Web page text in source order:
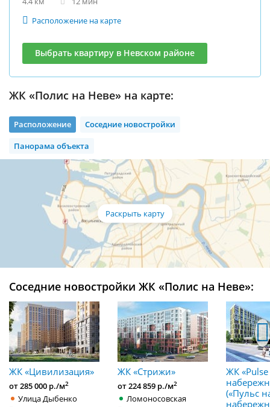
Расположение на карте
Выбрать квартиру в Невском районе
ЖК «Полис на Неве» на карте:
Расположение
Соседние новостройки
Панорама объекта
Соседние новостройки ЖК «Полис на Неве»:
ЖК «Цивилизация»
от 285 000 р./м2
Улица Дыбенко
ЖК «Стрижи»
от 224 859 р./м2
Ломоносовская
ЖК
(«Пульс